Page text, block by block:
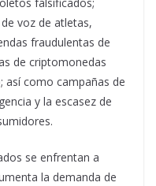
voz de atletas,
fraudulentas de
de criptomonedas
así como campañas de
y la escasez de
se enfrentan a
la demanda de